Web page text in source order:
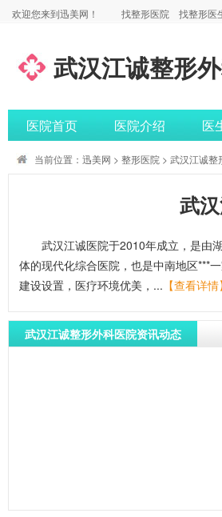
欢迎您来到迅美网！ 找整形医院 找整形医
武汉江诚整形
医院首页 医院介绍 医
当前位置： 迅美网 > 整形医院 > 武汉江诚整
武
武汉江诚医院于2010年成立，是由湖
体的现代化综合医院，也是中南地区***
建设设置，医疗环境优美，... 【查看详情
武汉江诚整形外科医院资讯动态